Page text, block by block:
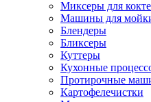
Миксеры для
Машины для
Блендеры
Бликсеры
Куттеры
Кухонные
Протирочные
Картофелечистки